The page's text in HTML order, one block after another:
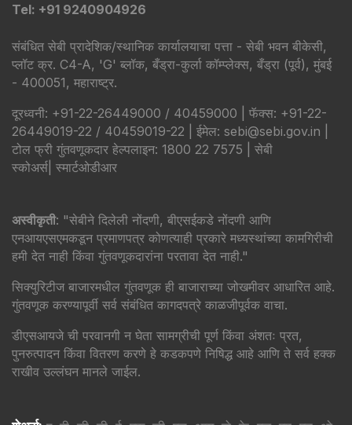
Tel: +91 9240904926
संबंधित सेबी प्रादेशिक/स्थानिक कार्यालयाचा पत्ता - सेबी भवन बीकेसी,
प्लॉट क्र. C4-A, 'G' ब्लॉक, बँड्रा-कुर्ला कॉम्प्लेक्स, बँड्रा (पूर्व), मुंबई
- 400051, महाराष्ट्र.
दूरध्वनी: +91-22-26449000 / 40459000 | फॅक्स: +91-22-
26449019-22 / 40459019-22 | ईमेल: sebi@sebi.gov.in |
टोल फ्री गुंतवणूकदार हेल्पलाइन: 1800 22 7575 | सेबी
स्कोअर्स स्मार्टओडीआर
अस्वीकृती: "सेबीने दिलेली नोंदणी, बीएसईकडे नोंदणी आणि
एनआयएसएमकडून प्रमाणपत्र कोणत्याही प्रकारे मध्यस्थांच्या कामगिरीची
हमी देत नाही किंवा गुंतवणूकदारांना परतावा देत नाही."
सिक्युरिटीज बाजारमधील गुंतवणूक ही बाजाराच्या जोखमीवर आधारित आहे.
गुंतवणूक करण्यापूर्वी सर्व संबंधित कागदपत्रे काळजीपूर्वक वाचा.
डीएसआयजे ची परवानगी न घेता सामग्रीची पूर्ण किंवा अंशतः प्रत,
पुनरुत्पादन किंवा वितरण करणे हे कडकपणे निषिद्ध आहे आणि ते सर्व हक्क
राखीव उल्लंघन मानले जाईल.